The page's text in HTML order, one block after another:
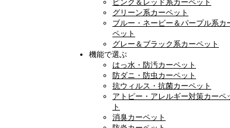
グリーン系カーペット
ブルー・ネービー＆パープル系カ
ペット
グレー＆ブラック系カーペット
機能で選ぶ
はっ水・防汚カーペット
防ダニ・防虫カーペット
抗ウィルス・抗菌カーペット
アトピー・アレルギー対策カーペ
ト
消臭カーペット